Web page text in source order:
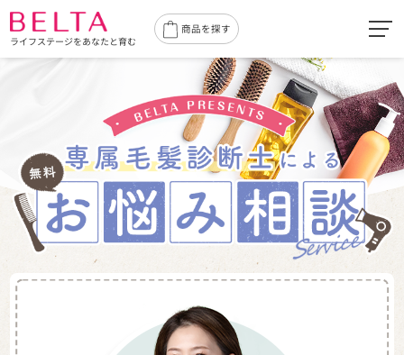
ライフステージをあなたと育む
商品を探す